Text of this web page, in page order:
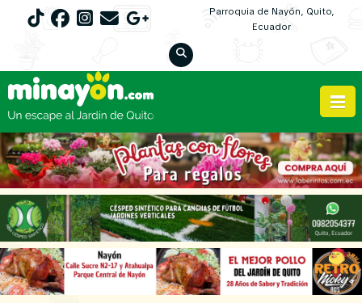
Parroquia de Nayón, Quito,
Ecuador